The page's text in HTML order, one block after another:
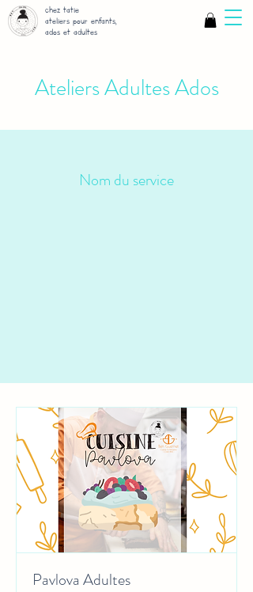
chez tatie
ateliers pour enfants,
ados et adultes
Ateliers Adultes Ados
Nom du service
Pavlova Adultes